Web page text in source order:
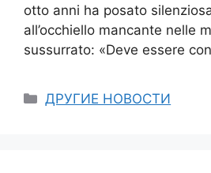
otto anni ha posato
all’occhiello mancante nelle
sussurrato: «Deve essere
Categories
ДРУГИЕ НОВОСТИ